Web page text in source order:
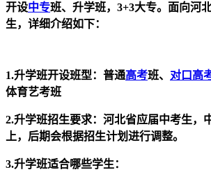
开设中专班、升学班，3+3大专。面向河
生，详细介绍如下：
1.升学班开设班型：普通高考班、 对口高
体育艺考班
2.升学班招生要求：河北省应届中考生，
上，后期会根据招生计划进行调整。
3.升学班适合哪些学生：